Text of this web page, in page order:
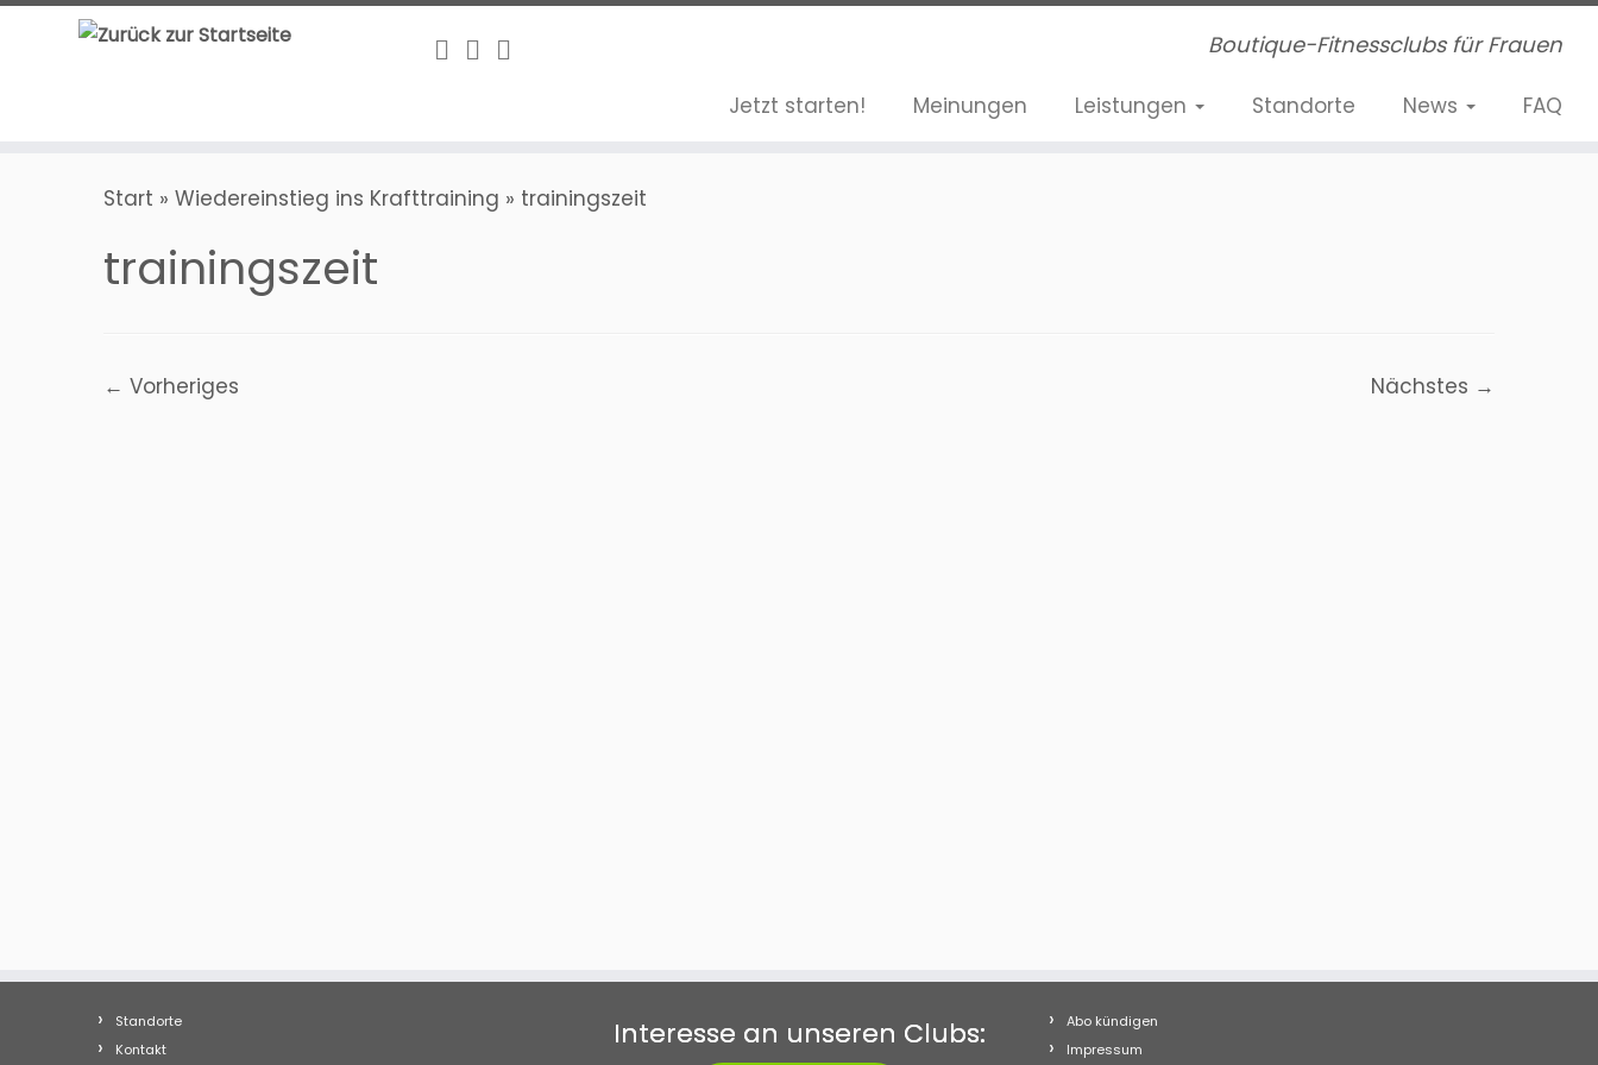
Zum
Boutique-Fitnessclubs für Frauen
Jetzt starten! Meinungen Leistungen Standorte News FAQ
Start » Wiedereinstieg ins Krafttraining » trainingszeit
trainingszeit
← Vorheriges Nächstes →
Standorte
Kontakt
Interesse an unseren Clubs:
Abo kündigen
Impressum